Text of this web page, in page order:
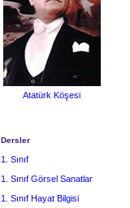
Atatürk Köşesi
Dersler
1. Sınıf
1. Sınıf Görsel Sanatlar
1. Sınıf Hayat Bilgisi